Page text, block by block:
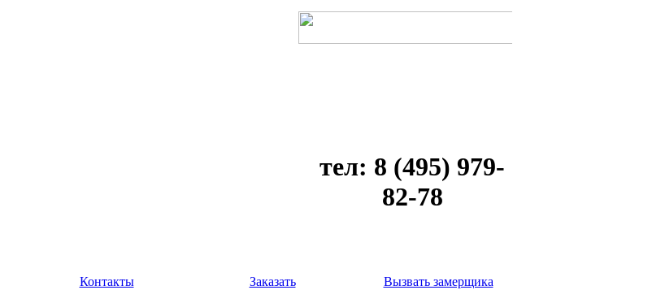
тел: 8 (495) 979-
82-78
Контакты Заказать Вызвать замерщика